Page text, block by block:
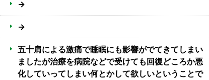
→
→
五十肩による激痛で睡眠にも影響がでてきてしまい
ましたが治療を病院などで受けても回復どころか悪
化していってしまい何とかして欲しいということで